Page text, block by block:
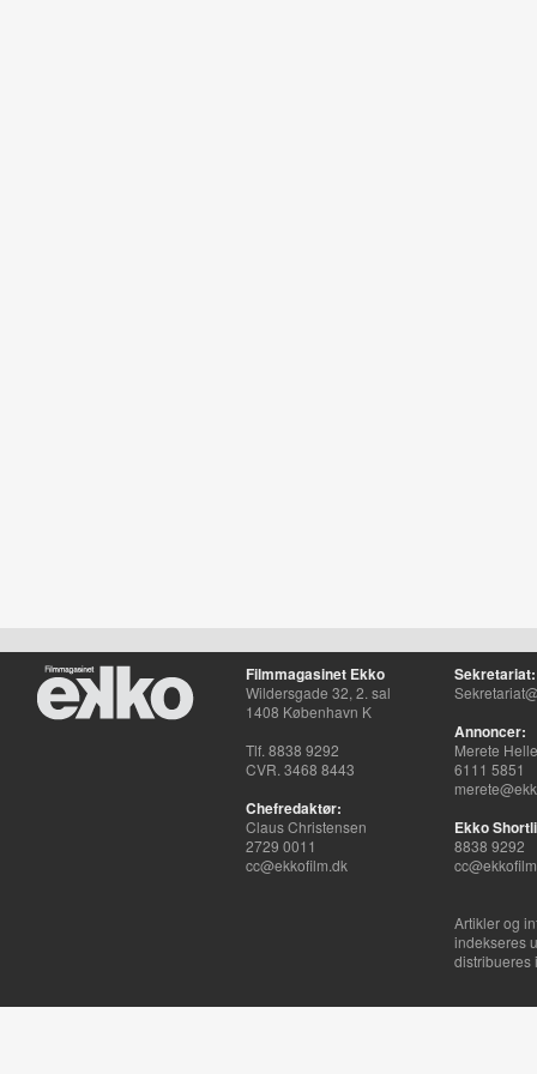
Filmmagasinet Ekko
Wildersgade 32, 2. sal
1408 København K
Tlf. 8838 9292
CVR. 3468 8443
Chefredaktør:
Claus Christensen
2729 0011
cc@ekkofilm.dk
Sekretariat:
Annoncer:
Merete
6111 5851
Ekko
8838 9292
Artikler og
indekseres
distribueres